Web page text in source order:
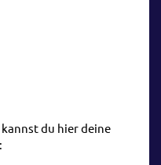
du hier deine